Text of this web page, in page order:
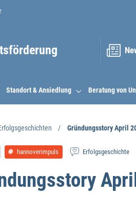
Standort & Ansiedlung Beratung von
Gründungsstory April
hannoverimpuls Erfolgsgeschichte